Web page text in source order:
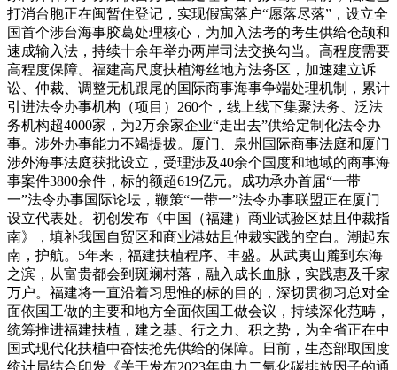
打消台胞正在闽暂住登记，实现假寓落户“愿落尽落”，设立全
国首个涉台海事胶葛处理核心，为加入法考的考生供给仓颉和
速成输入法，持续十余年举办两岸司法交换勾当。高程度需要
高程度保障。福建高尺度扶植海丝地方法务区，加速建立诉
讼、仲裁、调整无机跟尾的国际商事海事争端处理机制，累计
引进法令办事机构（项目）260个，线上线下集聚法务、泛法
务机构超4000家，为2万余家企业“走出去”供给定制化法令办
事。涉外办事能力不竭提拔。厦门、泉州国际商事法庭和厦门
涉外海事法庭获批设立，受理涉及40余个国度和地域的商事海
事案件3800余件，标的额超619亿元。成功承办首届“一带
一”法令办事国际论坛，鞭策“一带一”法令办事联盟正在厦门
设立代表处。初创发布《中国（福建）商业试验区姑且仲裁指
南》，填补我国自贸区和商业港姑且仲裁实践的空白。潮起东
南，护航。5年来，福建扶植程序、丰盛。从武夷山麓到东海
之滨，从富贵都会到斑斓村落，融入成长血脉，实践惠及千家
万户。福建将一直沿着习思惟的标的目的，深切贯彻习总对全
面依国工做的主要和地方全面依国工做会议，持续深化范畴，
统筹推进福建扶植，建之基、行之力、积之势，为全省正在中
国式现代化扶植中奋怯抢先供给的保障。日前，生态部取国度
统计局结合印发《关于发布2023年电力二氧化碳排放因子的通